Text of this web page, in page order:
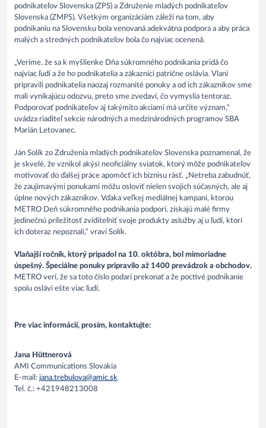
podnikateľov Slovenska (ZPS) a Združenie mladých podnikateľov
Slovenska (ZMPS). Všetkým organizáciám záleží na tom, aby
podnikaniu na Slovensku bola venovaná adekvátna podpora a aby práca
malých a stredných podnikateľov bola čo najviac ocenená.
„Veríme, že sa k myšlienke Dňa súkromného podnikania pridá čo
najviac ľudí a že ho podnikatelia a zákazníci patrične oslávia. Vlani
pripravili podnikatelia naozaj rozmanité ponuky a od ich zákazníkov sme
mali vynikajúcu odozvu, preto sme zvedaví, čo vymyslia tentoraz.
Podporovať podnikateľov aj takýmito akciami má určite význam,“
uvádza riaditeľ sekcie národných a medzinárodných programov SBA
Marián Letovanec.
Ján Solík zo Združenia mladých podnikateľov Slovenska poznamenal, že
je skvelé, že vznikol akýsi neoficiálny sviatok, ktorý môže podnikateľov
motivovať do ďalšej práce apomôcť ich biznisu rásť. „Netreba zabudnúť,
že zaujímavými ponukami môžu osloviť nielen svojich súčasných, ale aj
úplne nových zákazníkov. Vďaka veľkej mediálnej kampani, ktorou
METRO Deň súkromného podnikania podporí, získajú malé firmy
jedinečnú príležitosť zviditeľniť svoje produkty aslužby aj u ľudí, ktorí
ich doteraz nepoznali,“ vraví Solík.
Vlaňajší ročník, ktorý pripadol na 10. októbra, bol mimoriadne
úspešný. Špeciálne ponuky pripravilo až 1400 prevádzok a obchodov.
METRO verí, že sa toto číslo podarí prekonať a že poctivé podnikanie
spolu oslávi ešte viac ľudí.
Pre viac informácií, prosím, kontaktujte:
Jana Hüttnerová
AMI Communications Slovakia
E-mail: jana.trebulova@amic.sk
Tel. č.: +421948213008